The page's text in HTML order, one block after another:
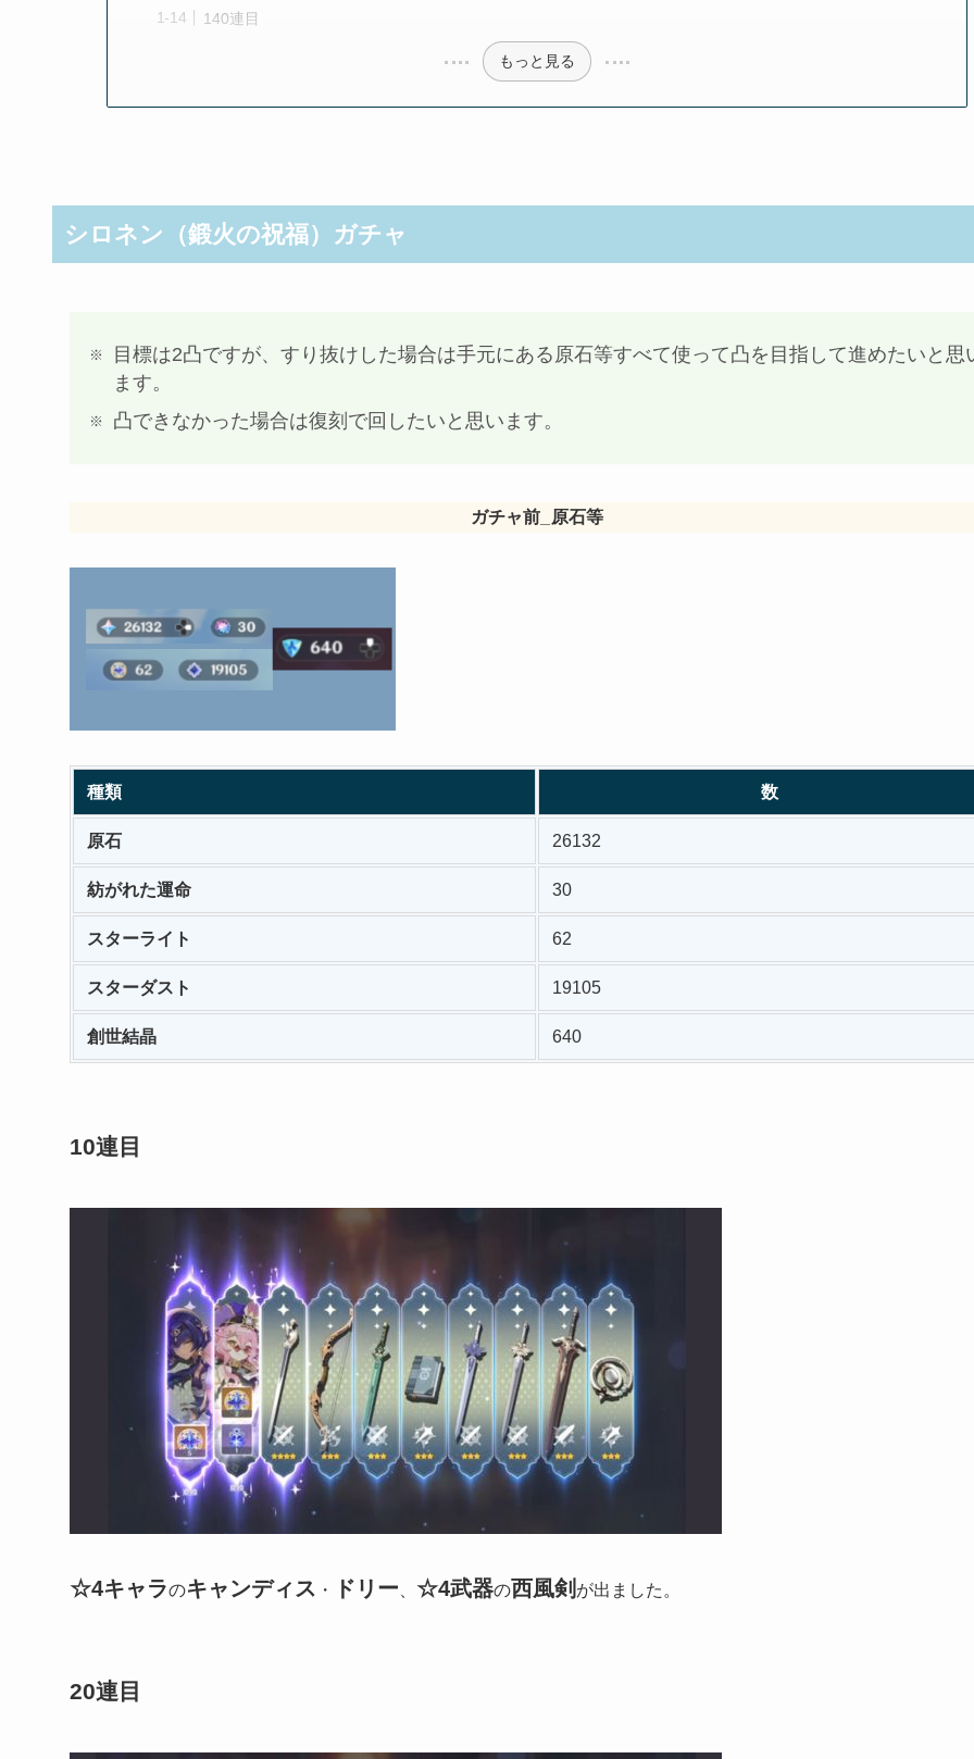
140連目
もっと見る
シロネン（鍛火の祝福）ガチャ
目標は2凸ですが、すり抜けした場合は手元にある原石等すべて使って凸を目指して進めたいと思
ます。
凸できなかった場合は復刻で回したいと思います。
ガチャ前_原石等
種類 数
原石 26132
紡がれた運命 30
スターライト 62
スターダスト 19105
創世結晶 640
10連目
☆4キャラのキャンディス ・ ドリー ☆4武器の西風剣 が出ました。
20連目